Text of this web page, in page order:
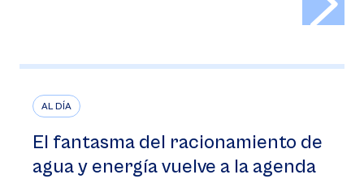
AL DÍA
El fantasma del racionamiento de
agua y energía vuelve a la agenda